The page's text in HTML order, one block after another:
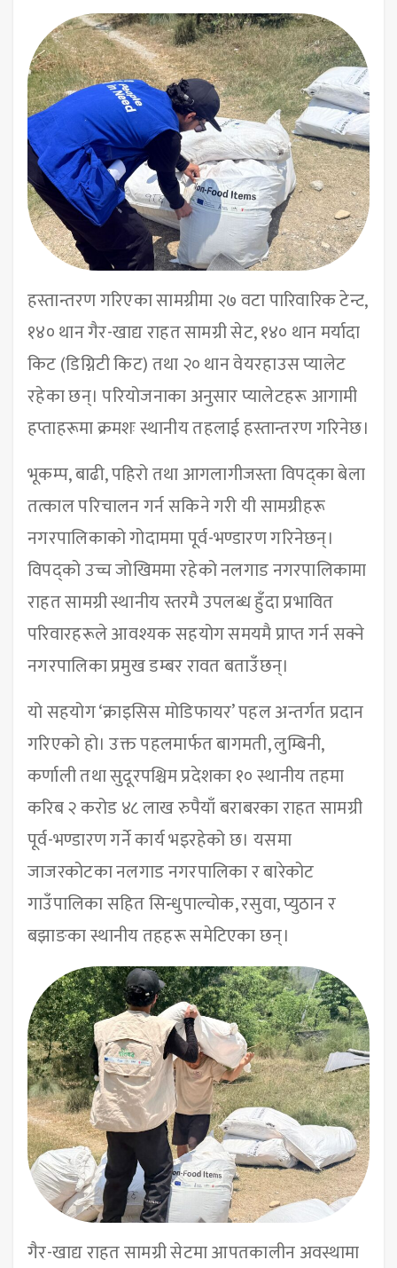
हस्तान्तरण गरिएका सामग्रीमा २७ वटा पारिवारिक टेन्ट,
१४० थान गैर-खाद्य राहत सामग्री सेट, १४० थान मर्यादा
किट (डिग्निटी किट) तथा २० थान वेयरहाउस प्यालेट
रहेका छन्। परियोजनाका अनुसार प्यालेटहरू आगामी
हप्ताहरूमा क्रमशः स्थानीय तहलाई हस्तान्तरण गरिनेछ।
भूकम्प, बाढी, पहिरो तथा आगलागीजस्ता विपद्का बेला
तत्काल परिचालन गर्न सकिने गरी यी सामग्रीहरू
नगरपालिकाको गोदाममा पूर्व-भण्डारण गरिनेछन्।
विपद्को उच्च जोखिममा रहेको नलगाड नगरपालिकामा
राहत सामग्री स्थानीय स्तरमै उपलब्ध हुँदा प्रभावित
परिवारहरूले आवश्यक सहयोग समयमै प्राप्त गर्न सक्ने
नगरपालिका प्रमुख डम्बर रावत बताउँछन्।
यो सहयोग ‘क्राइसिस मोडिफायर’ पहल अन्तर्गत प्रदान
गरिएको हो। उक्त पहलमार्फत बागमती, लुम्बिनी,
कर्णाली तथा सुदूरपश्चिम प्रदेशका १० स्थानीय तहमा
करिब २ करोड ४८ लाख रुपैयाँ बराबरका राहत सामग्री
पूर्व-भण्डारण गर्ने कार्य भइरहेको छ। यसमा
जाजरकोटका नलगाड नगरपालिका र बारेकोट
गाउँपालिका सहित सिन्धुपाल्चोक, रसुवा, प्युठान र
बझाङका स्थानीय तहहरू समेटिएका छन्।
गैर-खाद्य राहत सामग्री सेटमा आपतकालीन अवस्थामा